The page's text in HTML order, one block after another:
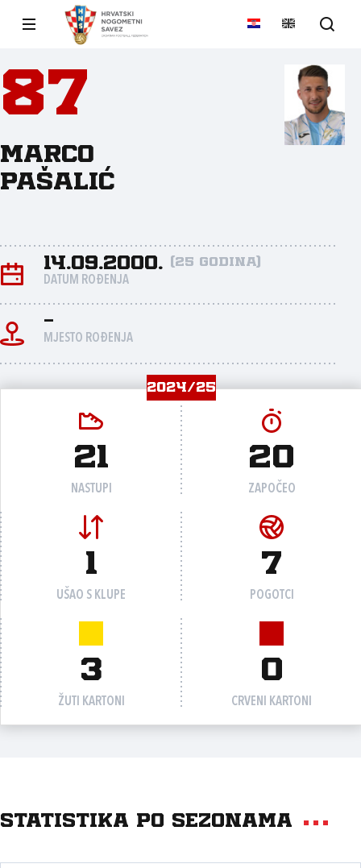
87
Marco
Pašalić
14.09.2000. (25 godina)
DATUM ROĐENJA
-
MJESTO ROĐENJA
2024/25
21
NASTUPI
20
ZAPOČEO
1
UŠAO S KLUPE
7
POGOTCI
3
ŽUTI KARTONI
0
CRVENI KARTONI
Statistika po sezonama